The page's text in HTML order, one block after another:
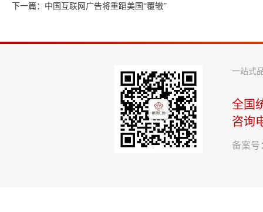
下一篇：中国互联网广告将重蹈美国“覆辙”
一站式
全国
咨询
备案号